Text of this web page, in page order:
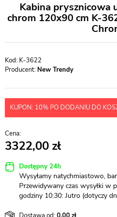
Kabina prysznicowa
chrom 120x90 cm K-
K-3622
Producent: New Trendy
KUPON: 10% PO DODANIU DO
3322,00
Dostępny 24h
Wysyłamy natychmiastowo,
Przewidywany czas wysyłki w
godziny 10:30: Jutro (dotyczy